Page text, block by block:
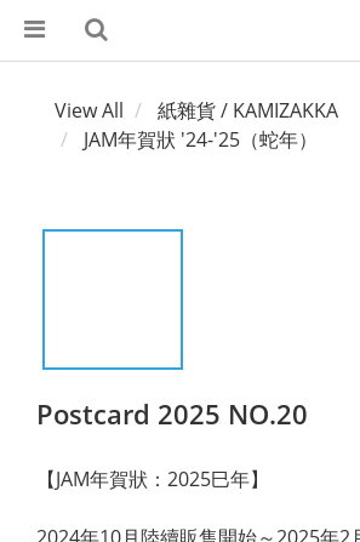
View All
紙雜貨 / KAMIZAKKA
JAM年賀狀 '24-'25（蛇年）
Postcard 2025 NO.20
【JAM年賀狀：2025巳年】